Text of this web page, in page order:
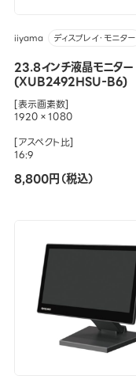
iiyama ディスプレイ・モニター
23.8インチ液晶モニター
(XUB2492HSU-B6)
[表示画素数]
1920×1080
[アスペクト比]
16:9
8,800円（税込）